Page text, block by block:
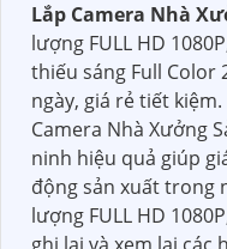
Lắp Camera Nhà
lượng FULL HD
thiếu sáng Full Color
ngày, giá rẻ tiết kiệm.
Camera Nhà Xưởng
ninh hiệu quả giúp
động sản xuất trong
lượng FULL HD